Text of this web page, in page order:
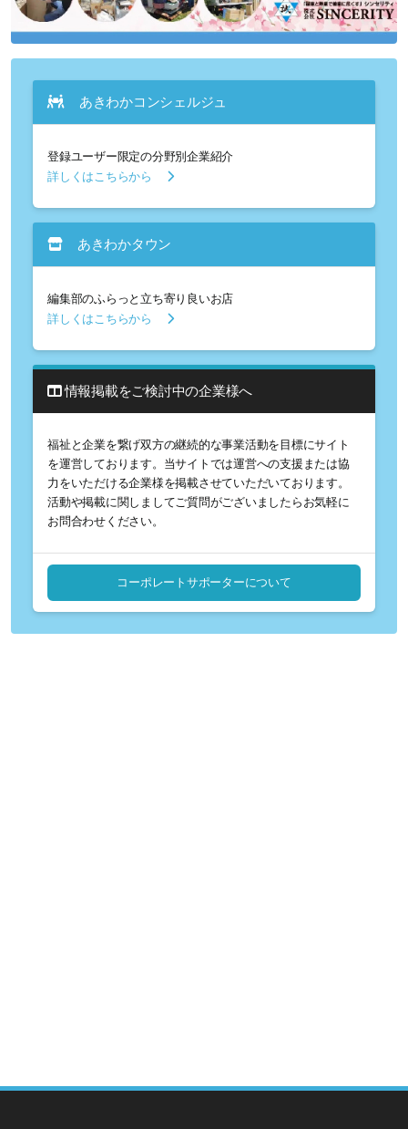
あきわかコンシェルジュ
登録ユーザー限定の分野別企業紹介
詳しくはこちらから
あきわかタウン
編集部のふらっと立ち寄り良いお店
詳しくはこちらから
情報掲載をご検討中の企業様へ
福祉と企業を繋げ双方の継続的な事業活動を目標にサイト
を運営しております。当サイトでは運営への支援または協
力をいただける企業様を掲載させていただいております。
活動や掲載に関しましてご質問がございましたらお気軽に
お問合わせください。
コーポレートサポーターについて